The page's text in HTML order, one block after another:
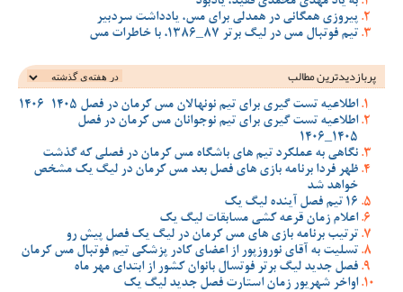
پیروزی همگانی در همدلی برای مس، یادداشت سردبیر
تیم فوتبال مس در لیگ برتر 87_1386، با خاطرات مس
پربازدیدترین‌ مطالب
اطلاعیه تست گیری برای تیم نونهالان مس کرمان در فصل 1405-1406
اطلاعیه تست گیری برای تیم نوجوانان مس کرمان در فصل
1405_1406
نگاهی به عملکرد تیم های باشگاه مس کرمان در فصلی که گذشت
ظهر فردا برنامه بازی های فصل بعد مس کرمان در لیگ یک مشخص
خواهد شد
16 تیم فصل آینده لیگ یک
اعلام زمان قرعه کشی مسابقات لیگ یک
ترتیب برنامه بازی های مس کرمان در لیگ یک فصل پیش رو
تسلیت به آقای نوروزپور از اعضای کادر پزشکی تیم فوتبال مس کرمان
فصل جدید لیگ برتر فوتسال بانوان کشور از ابتدای مهر ماه
اواخر شهریور زمان استارت فصل جدید لیگ یک